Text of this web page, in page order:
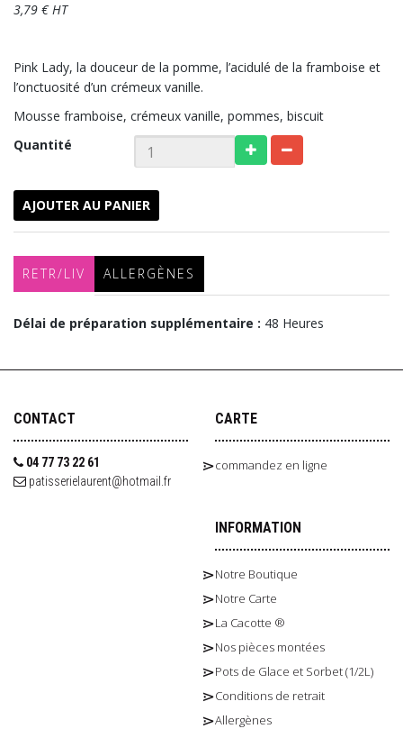
3,79 € HT
Pink Lady, la douceur de la pomme, l’acidulé de la framboise et
l’onctuosité d’un crémeux vanille.
Mousse framboise, crémeux vanille, pommes, biscuit
Quantité
AJOUTER AU PANIER
RETR/LIV ALLERGÈNES
Délai de préparation supplémentaire : 48 Heures
CONTACT
04 77 73 22 61
patisserielaurent@hotmail.fr
CARTE
commandez en ligne
INFORMATION
Notre Boutique
Notre Carte
La Cacotte ®
Nos pièces montées
Pots de Glace et Sorbet (1/2L)
Conditions de retrait
Allergènes